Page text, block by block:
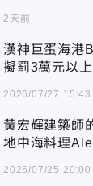
2天前
漢神巨蛋海港
擬罰3萬元以上
2026/07/27 15:43
黃宏輝建築師
地中海料理
2026/07/25 20:00